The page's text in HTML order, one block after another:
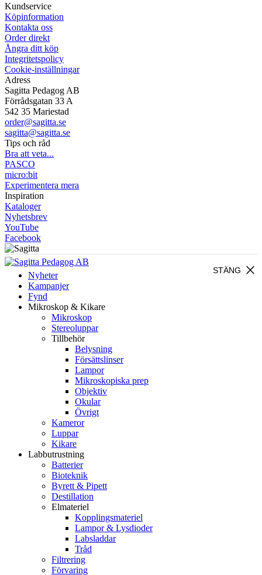
Kundservice
Köpinformation
Kontakta oss
Order direkt
Ångra ditt köp
Integritetspolicy
Cookie-inställningar
Adress
Sagitta Pedagog AB
Förrådsgatan 33 A
542 35 Mariestad
order@sagitta.se
sagitta@sagitta.se
Tips och råd
Bra att veta...
PASCO
micro:bit
Experimentera mera
Inspiration
Kataloger
Nyhetsbrev
YouTube
Facebook
close
STÄNG
Nyheter
Kampanjer
Fynd
Mikroskop & Kikare
Mikroskop
Stereoluppar
Tillbehör
Belysning
Försättslinser
Lampor
Mikroskopiska prep
Objektiv
Okular
Övrigt
Kameror
Luppar
Kikare
Labbutrustning
Batterier
Bioteknik
Byrett & Pipett
Destillation
Elmateriel
Kopplingsmateriel
Lampor & Lysdioder
Labsladdar
Tråd
Filtrering
Förvaring